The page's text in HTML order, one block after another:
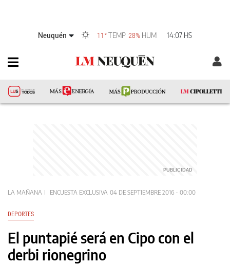
Neuquén 11°TEMP 28% HUM 14:07 HS
LA MAÑANA ENCUESTA EXCLUSIVA 04 DE SEPTIEMBRE 2016 - 00:00
DEPORTES
El puntapié será en Cipo con el
derbi rionegrino